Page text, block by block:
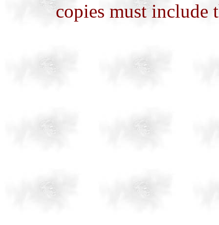
copies mustinclude